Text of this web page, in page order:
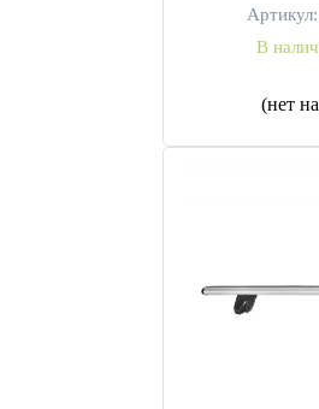
Артикул:
В
(нет